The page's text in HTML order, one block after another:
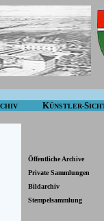
KÜNSTLER-S
Öffentliche Archive
Private Sammlungen
Bildarchiv
Stempelsammlung